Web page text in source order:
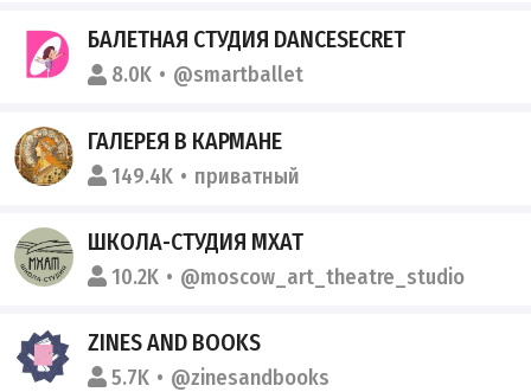
БАЛЕТНАЯ СТУДИЯ DANCESECRET
8.0K @smartballet
ГАЛЕРЕЯ В КАРМАНЕ
149.4K приватный
ШКОЛА-СТУДИЯ МХАТ
10.2K @moscow_art_theatre_studio
ZINES AND BOOKS
5.7K @zinesandbooks